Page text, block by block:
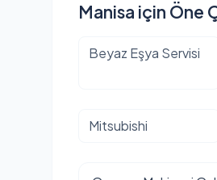
Manisa için Öne
Beyaz Eşya Servisi
Mitsubishi